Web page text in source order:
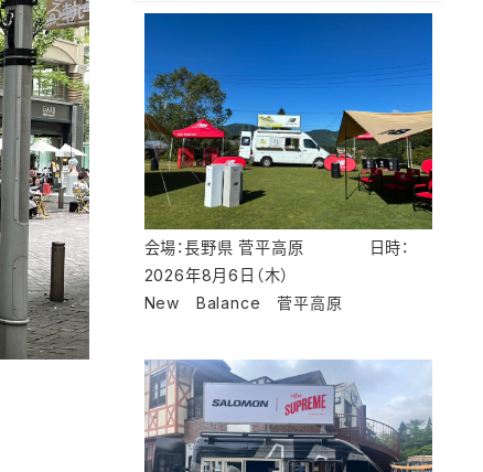
New Balance 菅平高原
会場：長野県 菅平高原 日時：
2026年8月6日（木）